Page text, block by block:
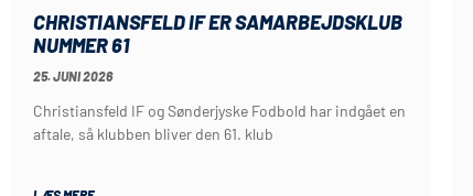
CHRISTIANSFELD IF ER SAMARBEJDSKLUB
NUMMER 61
25. JUNI 2026
Christiansfeld IF og Sønderjyske Fodbold har indgået en
aftale, så klubben bliver den 61. klub